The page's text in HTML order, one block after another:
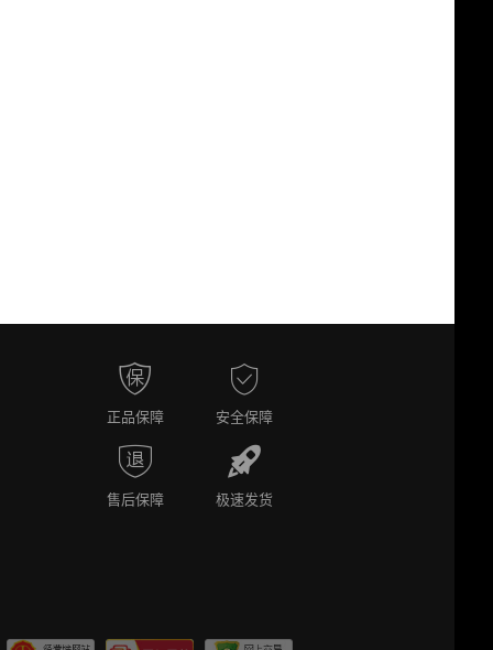
正品保障 安全保障
售后保障 极速发货